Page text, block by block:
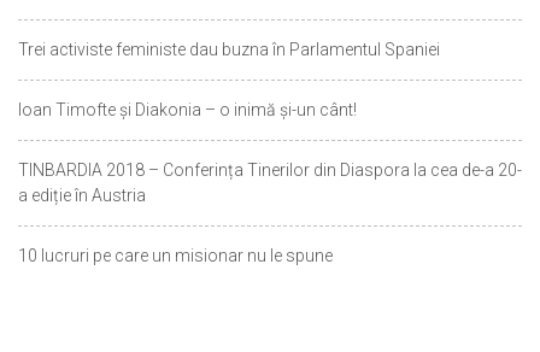
Trei activiste feministe dau buzna în Parlamentul Spaniei
Ioan Timofte şi Diakonia – o inimă şi-un cânt!
TINBARDIA 2018 – Conferința Tinerilor din Diaspora la cea de-a 20-
a ediție în Austria
10 lucruri pe care un misionar nu le spune